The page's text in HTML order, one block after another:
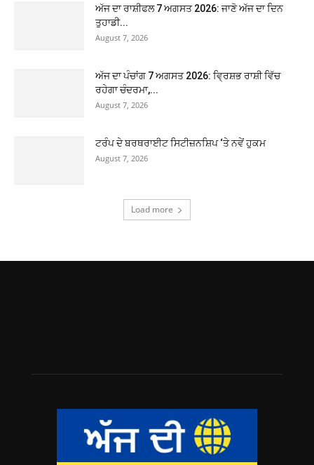
ਅੱਜ ਦਾ ਰਾਸ਼ੀਫਲ 7 ਅਗਸਤ 2026: ਜਾਣੋ ਅੱਜ ਦਾ ਦਿਨ
ਤੁਹਾਡੀ...
August 7, 2026
ਅੱਜ ਦਾ ਪੰਚਾਂਗ 7 ਅਗਸਤ 2026: ਵ੍ਰਿਸ਼ਭ ਰਾਸ਼ੀ ਵਿੱਚ
ਰਹੇਗਾ ਚੰਦਰਮਾ,...
August 7, 2026
ਟਰੰਪ ਦੇ ਬਰਥਰਾਈਟ ਸਿਟੀਜ਼ਨਸ਼ਿਪ ‘ਤੇ ਨਵੇਂ ਹੁਕਮ
August 7, 2026
Load more